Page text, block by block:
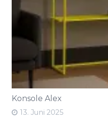
Konsole Alex
13. Juni 2025